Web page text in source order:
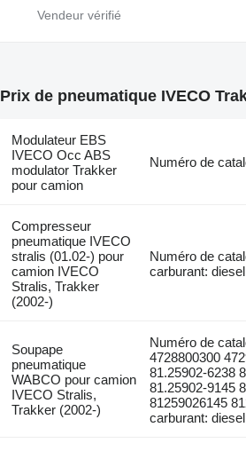
Prix de pneumatique IVECO
Modulateur EBS
IVECO Occ ABS
modulator Trakker
pour camion
Numéro de
Compresseur
pneumatique IVECO
stralis (01.02-) pour
camion IVECO
Stralis, Trakker
(2002-)
Numéro de
carburant: diesel
Soupape
pneumatique
WABCO pour camion
IVECO Stralis,
Trakker (2002-)
Numéro de
4728800300
81.25902-6238
81.25902-9145
81259026145
carburant: diesel